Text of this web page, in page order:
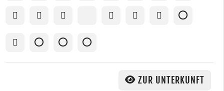
ZUR UNTERKUNFT